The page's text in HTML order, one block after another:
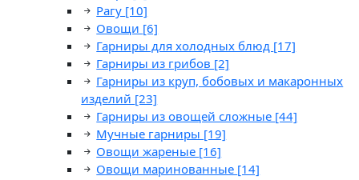
Рагу [10]
Овощи [6]
Гарниры для холодных блюд [17]
Гарниры из грибов [2]
Гарниры из круп, бобовых и макаронных
изделий [23]
Гарниры из овощей сложные [44]
Мучные гарниры [19]
Овощи жареные [16]
Овощи маринованные [14]